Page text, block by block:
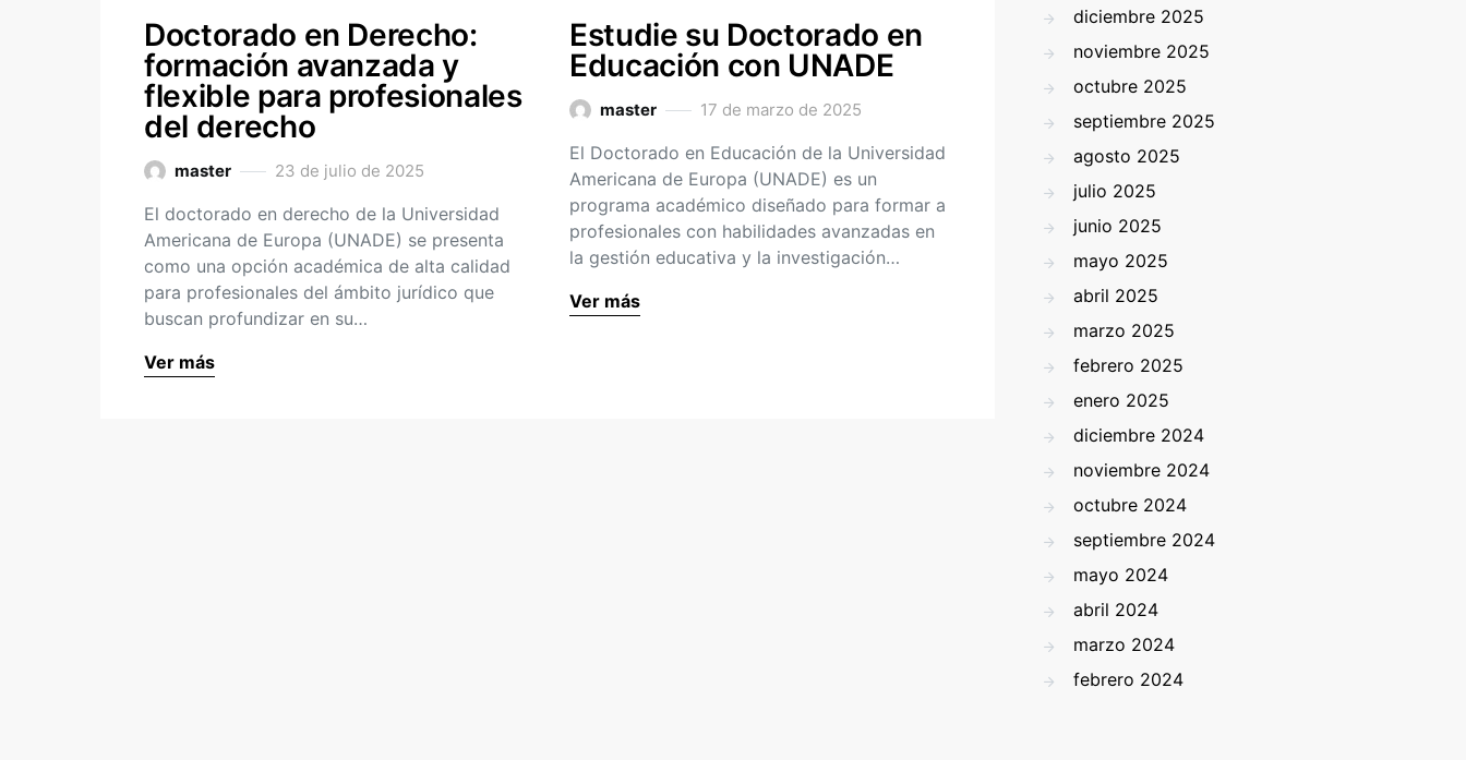
Doctorado en Derecho:
formación avanzada y
flexible para profesionales
del derecho
master 23 de julio de 2025
El doctorado en derecho de la Universidad
Americana de Europa (UNADE) se presenta
como una opción académica de alta calidad
para profesionales del ámbito jurídico que
buscan profundizar en su…
Ver más
Estudie su Doctorado en
Educación con UNADE
master 17 de marzo de 2025
El Doctorado en Educación de la Universidad
Americana de Europa (UNADE) es un
programa académico diseñado para formar a
profesionales con habilidades avanzadas en
la gestión educativa y la investigación…
Ver más
diciembre 2025
noviembre 2025
octubre 2025
septiembre 2025
agosto 2025
julio 2025
junio 2025
mayo 2025
abril 2025
marzo 2025
febrero 2025
enero 2025
diciembre 2024
noviembre 2024
octubre 2024
septiembre 2024
mayo 2024
abril 2024
marzo 2024
febrero 2024